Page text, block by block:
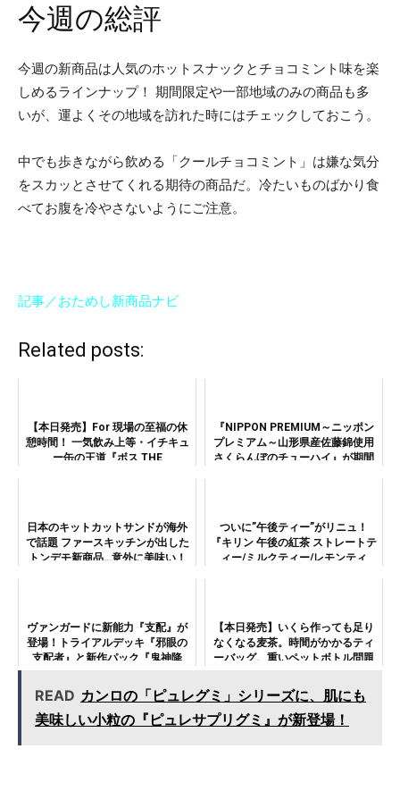
今週の総評
今週の新商品は人気のホットスナックとチョコミント味を楽
しめるラインナップ！ 期間限定や一部地域のみの商品も多
いが、運よくその地域を訪れた時にはチェックしておこう。
中でも歩きながら飲める「クールチョコミント」は嫌な気分
をスカッとさせてくれる期待の商品だ。冷たいものばかり食
べてお腹を冷やさないようにご注意。
記事／おためし新商品ナビ
Related posts:
【本日発売】For 現場の至福の休
憩時間！ 一気飲み上等・イチキュ
ー缶の王道『ボス THE
『NIPPON PREMIUM～ニッポン
プレミアム～山形県産佐藤錦使用
さくらんぼのチューハイ』が期間
日本のキットカットサンドが海外
で話題 ファースキッチンが出した
トンデモ新商品…意外に美味い！
ついに”午後ティー”がリニュ！
『キリン 午後の紅茶 ストレートテ
ィー/ミルクティー/レモンティ
ヴァンガードに新能力『支配』が
登場！トライアルデッキ『邪眼の
支配者』と新作パック『鬼神降
【本日発売】いくら作っても足り
なくなる麦茶。時間がかかるティ
ーバッグ、重いペットボトル問題
KA・RA やさしい麦茶 濃縮タイ
プ』！
READ カンロの「ピュレグミ」シリーズに、肌にも
美味しい小粒の『ピュレサプリグミ』が新登場！